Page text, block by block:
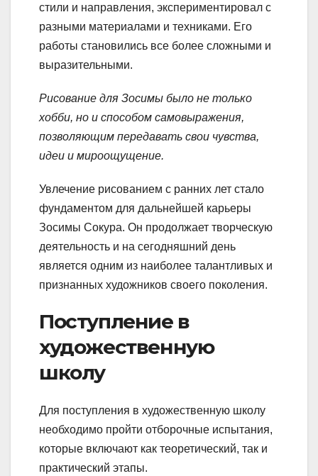
стили и направления, экспериментировал с
разными материалами и техниками. Его
работы становились все более сложными и
выразительными.
Рисование для Зосимы было не только
хобби, но и способом самовыражения,
позволяющим передавать свои чувства,
идеи и мироощущение.
Увлечение рисованием с ранних лет стало
фундаментом для дальнейшей карьеры
Зосимы Сокура. Он продолжает творческую
деятельность и на сегодняшний день
является одним из наиболее талантливых и
признанных художников своего поколения.
Поступление в
художественную
школу
Для поступления в художественную школу
необходимо пройти отборочные испытания,
которые включают как теоретический, так и
практический этапы.